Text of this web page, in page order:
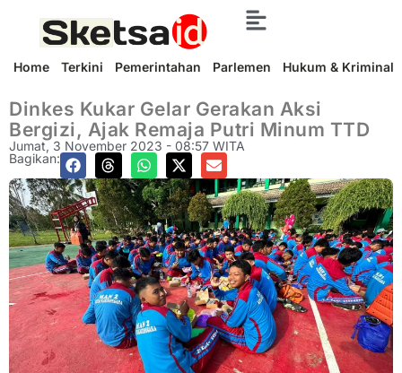
Home Terkini Pemerintahan Parlemen Hukum & Kriminal
Dinkes Kukar Gelar Gerakan Aksi
Bergizi, Ajak Remaja Putri Minum TTD
Jumat, 3 November 2023 - 08:57 WITA
Bagikan: